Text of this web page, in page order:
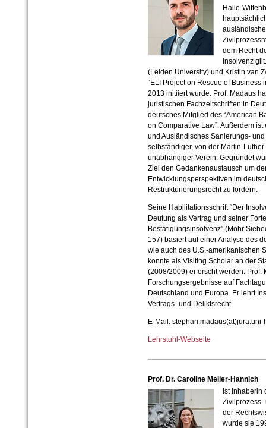
Halle-
dem Recht
Insolvenz
(Leiden University) und Kristin van
“ELI Project on Rescue of Business
2013 initiiert wurde. Prof. Madaus
juristischen Fachzeitschriften in
deutsches Mitglied des “American
on Comparative Law”. Außerdem
und Ausländisches Sanierungs-
selbständiger, von der Martin-
unabhängiger Verein. Gegründet
Ziel den Gedankenaustausch um
Entwicklungsperspektiven im
Restrukturierungsrecht zu fördern.
Seine Habilitationsschrift “Der
Deutung als Vertrag und seiner
Bestätigungsinsolvenz” (Mohr
157) basiert auf einer Analyse des
wie auch des U.S.-amerikanischen
konnte als Visiting Scholar an der
(2008/2009) erforscht werden. Prof.
Forschungsergebnisse auf
Deutschland und Europa. Er lehrt
Vertrags- und Deliktsrecht.
E-Mail: stephan.madaus(at)jura.uni-
Lehrstuhl-Webseite
Prof. Dr. Caroline Meller-Hannich
ist Inhaberin
Zivilprozess-
der
wurde sie